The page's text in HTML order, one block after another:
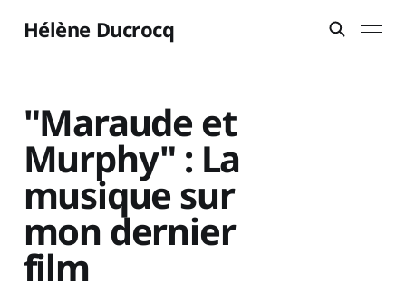
Hélène Ducrocq
"Maraude et
Murphy" : La
musique sur
mon dernier
film